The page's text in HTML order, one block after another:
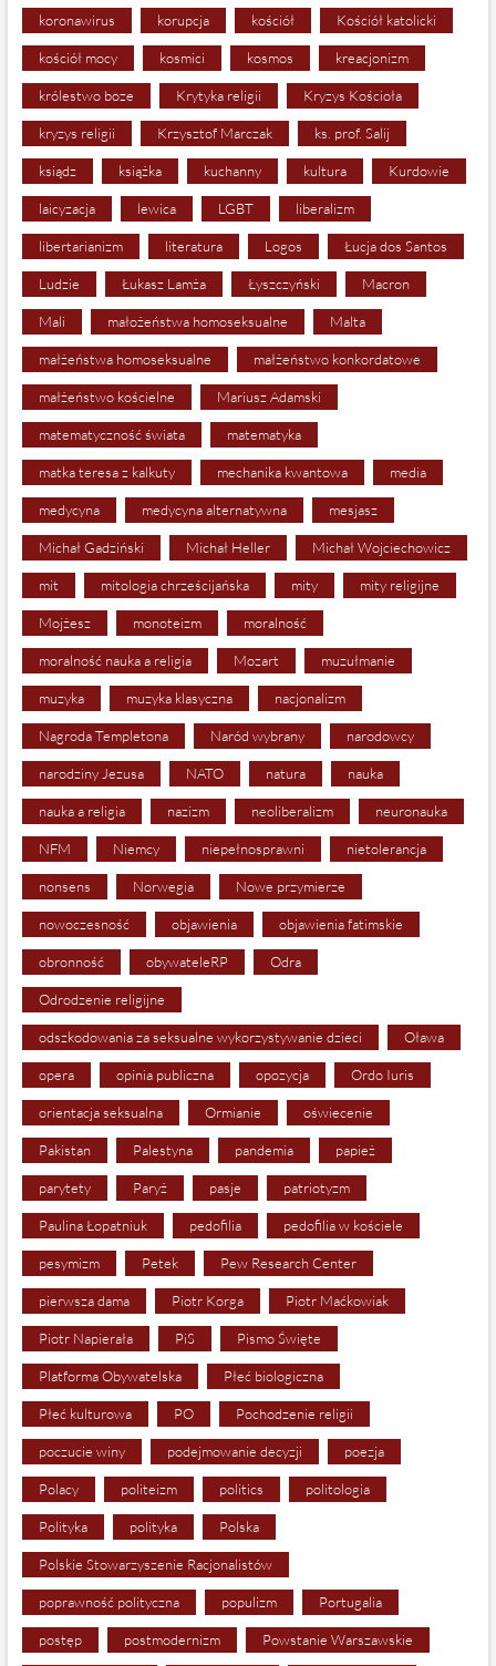
koronawirus korupcja kościół Kościół katolicki
kościół mocy kosmici kosmos kreacjonizm
królestwo boze Krytyka religii Kryzys Kościoła
kryzys religii Krzysztof Marczak ks. prof. Salij
ksiądz książka kuchanny kultura Kurdowie
laicyzacja lewica LGBT liberalizm
libertarianizm literatura Logos Łucja dos Santos
Ludzie Łukasz Lamża Łyszczyński Macron
Mali małożeństwa homoseksualne Malta
małżeństwa homoseksualne małżeństwo konkordatowe
małżeństwo kościelne Mariusz Adamski
matematyczność świata matematyka
matka teresa z kalkuty mechanika kwantowa media
medycyna medycyna alternatywna mesjasz
Michał Gadziński Michał Heller Michał Wojciechowicz
mit mitologia chrześcijańska mity mity religijne
Mojżesz monoteizm moralność
moralność nauka a religia Mozart muzułmanie
muzyka muzyka klasyczna nacjonalizm
Nagroda Templetona Naród wybrany narodowcy
narodziny Jezusa NATO natura nauka
nauka a religia nazizm neoliberalizm neuronauka
NFM Niemcy niepełnosprawni nietolerancja
nonsens Norwegia Nowe przymierze
nowoczesność objawienia objawienia fatimskie
obronność obywateleRP Odra
Odrodzenie religijne
odszkodowania za seksualne wykorzystywanie dzieci Oława
opera opinia publiczna opozycja Ordo Iuris
orientacja seksualna Ormianie oświecenie
Pakistan Palestyna pandemia papież
parytety Paryż pasje patriotyzm
Paulina Łopatniuk pedofilia pedofilia w kościele
pesymizm Petek Pew Research Center
pierwsza dama Piotr Korga Piotr Maćkowiak
Piotr Napierała PiS Pismo Święte
Platforma Obywatelska Płeć biologiczna
Płeć kulturowa PO Pochodzenie religii
poczucie winy podejmowanie decyzji poezja
Polacy politeizm politics politologia
Polityka polityka Polska
Polskie Stowarzyszenie Racjonalistów
poprawność polityczna populizm Portugalia
postęp postmodernizm Powstanie Warszawskie